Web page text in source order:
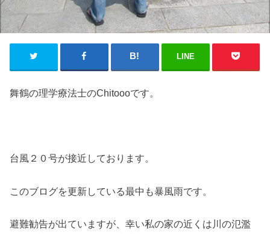
LINE
舞鶴の理学療法士のChitoooです。
台風２０号が接近しております。
このブログを更新している最中も暴風雨です。
避難勧告が出ていますが、幸い私の家の近くは川の氾濫